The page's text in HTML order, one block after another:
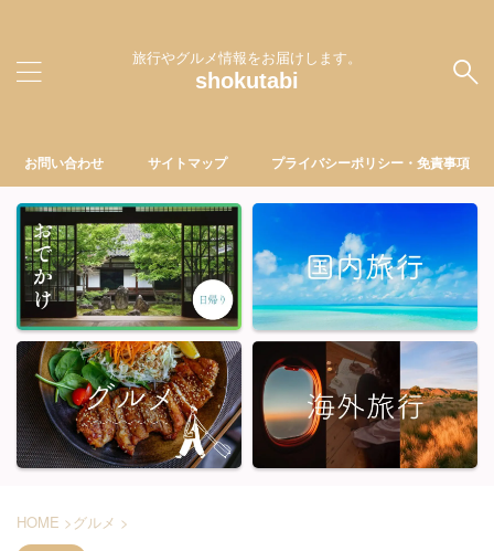
旅行やグルメ情報をお届けします。
shokutabi
お問い合わせ サイトマップ プライバシーポリシー・免責事項
HOME >グルメ >